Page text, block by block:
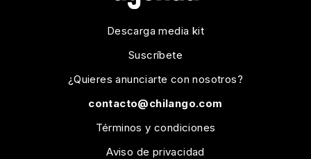
Descarga media kit
Suscríbete
¿Quieres anunciarte con nosotros?
contacto@chilango.com
Términos y condiciones
Aviso de privacidad